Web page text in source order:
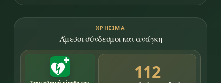
ΧΡΉΣΙΜΑ
Άμεσοι σύνδεσμοι και ανάγκη
112